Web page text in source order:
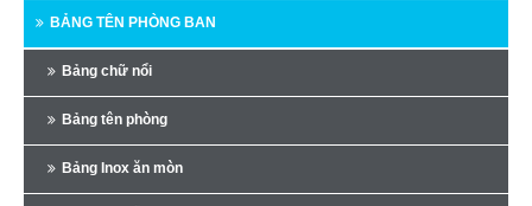
BẢNG TÊN PHÒNG BAN
Bảng chữ nổi
Bảng tên phòng
Bảng Inox ăn mòn